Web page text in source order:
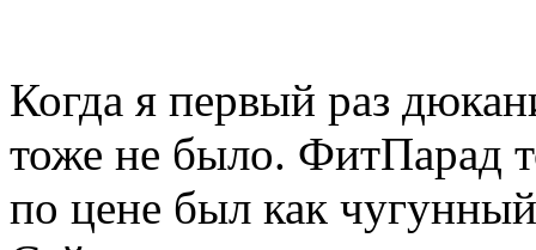
Когда я первый раз
тоже не было. ФитПарад
по цене был как